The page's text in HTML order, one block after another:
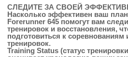
СЛЕДИТЕ ЗА СВОЕЙ
Насколько эффективен ваш
Forerunner 645 помогут вам
тренировок и восстановления,
подготовиться к соревнованиям
тренировок.
Training Status (статус